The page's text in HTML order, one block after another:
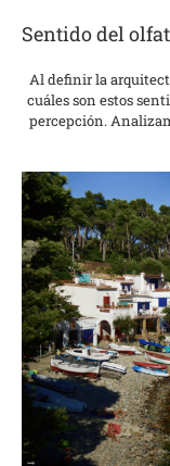
Sentido del
Al definir la
cuáles son estos
percepción.